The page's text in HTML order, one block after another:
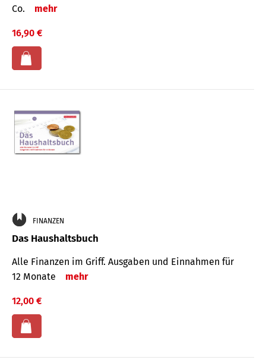
Co.
mehr
16,90 €
FINANZEN
Das Haushaltsbuch
Alle Finanzen im Griff. Aus­gaben und Ein­nahmen für
12 Monate
mehr
12,00 €